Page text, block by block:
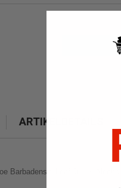
ARTIKELDETAILS
Barbadensis Leaf Juice,